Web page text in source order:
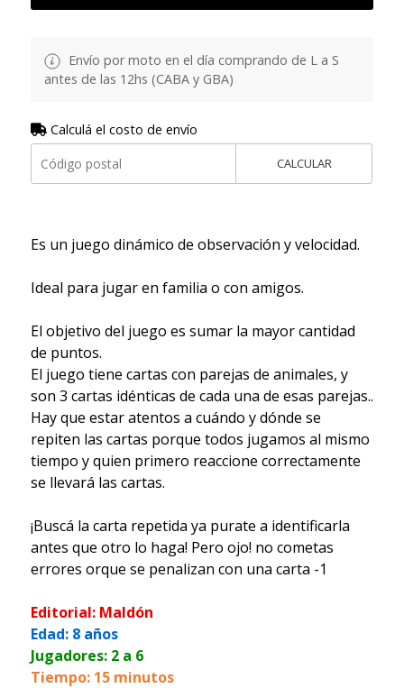
Envío por moto en el día comprando de L a S
antes de las 12hs (CABA y GBA)
Calculá el costo de envío
CALCULAR
Es un juego dinámico de observación y velocidad.
Ideal para jugar en familia o con amigos.
El objetivo del juego es sumar la mayor cantidad
de puntos.
El juego tiene cartas con parejas de animales, y
son 3 cartas idénticas de cada una de esas parejas..
Hay que estar atentos a cuándo y dónde se
repiten las cartas porque todos jugamos al mismo
tiempo y quien primero reaccione correctamente
se llevará las cartas.
¡Buscá la carta repetida ya purate a identificarla
antes que otro lo haga! Pero ojo! no cometas
errores orque se penalizan con una carta -1
Editorial: Maldón
Edad: 8 años
Jugadores: 2 a 6
Tiempo: 15 minutos